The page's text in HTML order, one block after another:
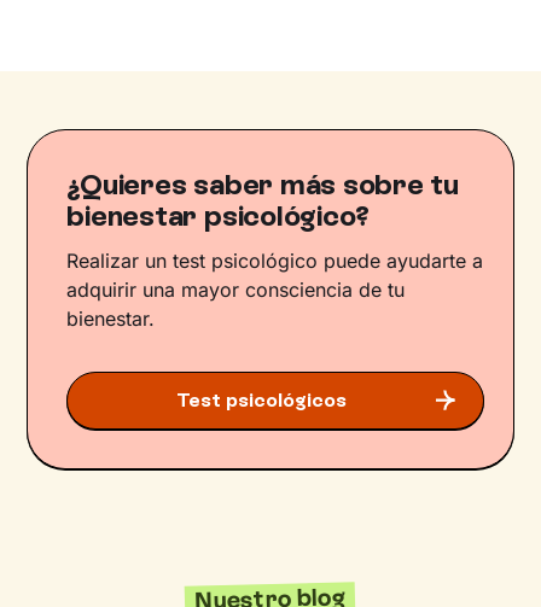
¿Quieres saber más sobre tu
bienestar psicológico?
Realizar un test psicológico puede ayudarte a
adquirir una mayor consciencia de tu
bienestar.
Test psicológicos
Nuestro blog